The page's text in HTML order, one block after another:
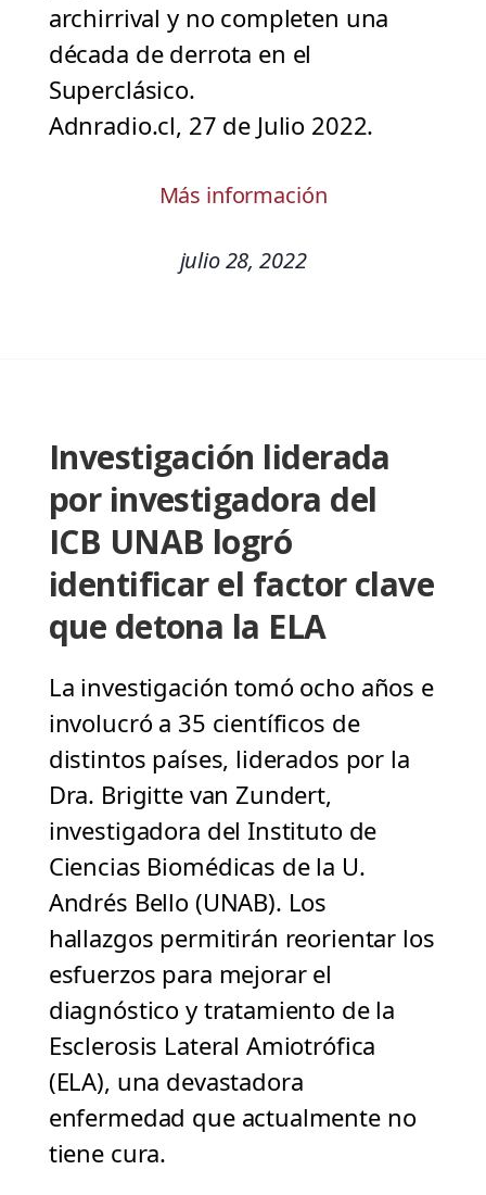
archirrival y no completen una
década de derrota en el
Superclásico.
Adnradio.cl, 27 de Julio 2022.
Más información
julio 28, 2022
Investigación liderada
por investigadora del
ICB UNAB logró
identificar el factor clave
que detona la ELA
La investigación tomó ocho años e
involucró a 35 científicos de
distintos países, liderados por la
Dra. Brigitte van Zundert,
investigadora del Instituto de
Ciencias Biomédicas de la U.
Andrés Bello (UNAB). Los
hallazgos permitirán reorientar los
esfuerzos para mejorar el
diagnóstico y tratamiento de la
Esclerosis Lateral Amiotrófica
(ELA), una devastadora
enfermedad que actualmente no
tiene cura.